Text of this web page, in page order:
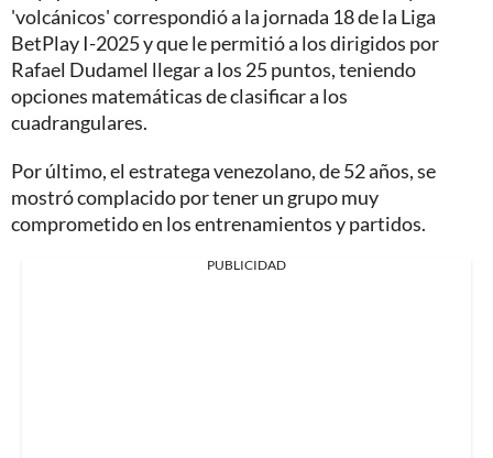
'volcánicos' correspondió a la jornada 18 de la Liga
BetPlay I-2025 y que le permitió a los dirigidos por
Rafael Dudamel llegar a los 25 puntos, teniendo
opciones matemáticas de clasificar a los
cuadrangulares.
Por último, el estratega venezolano, de 52 años, se
mostró complacido por tener un grupo muy
comprometido en los entrenamientos y partidos.
PUBLICIDAD